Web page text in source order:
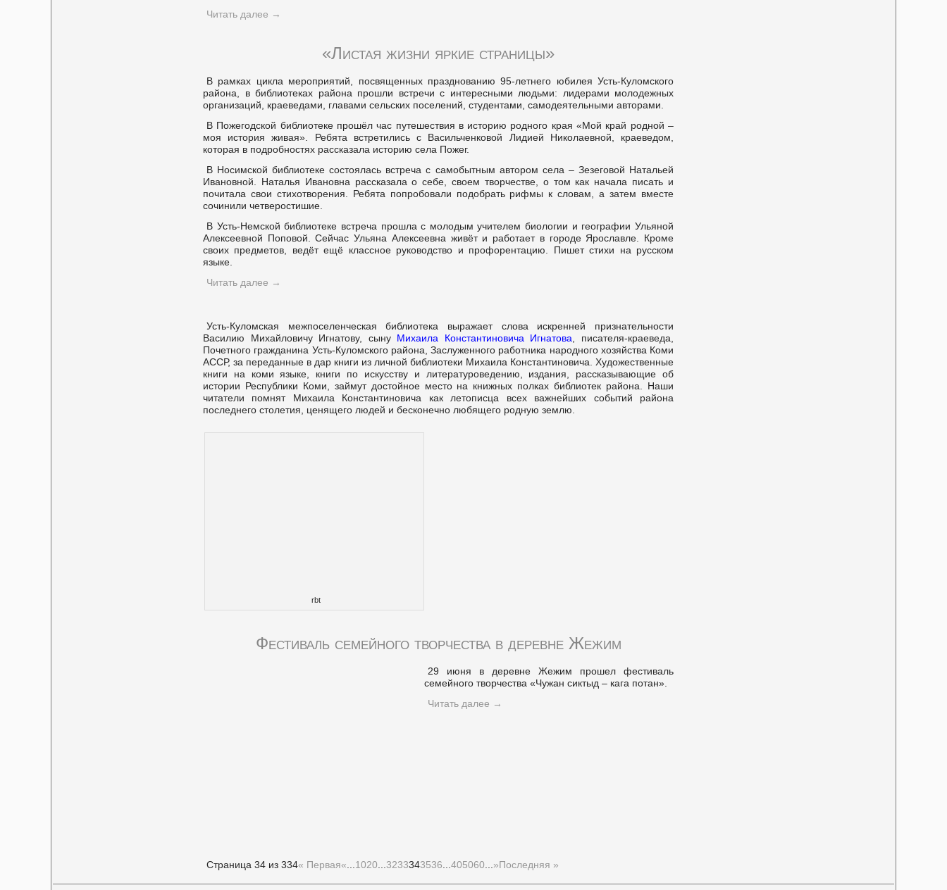
Читать далее →
«Листая жизни яркие страницы»
В рамках цикла мероприятий, посвященных празднованию 95-летнего юбилея Усть-Куломского
района, в библиотеках района прошли встречи с интересными людьми: лидерами молодежных
организаций, краеведами, главами сельских поселений, студентами, самодеятельными авторами.
В Пожегодской библиотеке прошёл час путешествия в историю родного края «Мой край родной –
моя история живая». Ребята встретились с Васильченковой Лидией Николаевной, краеведом,
которая в подробностях рассказала историю села Пожег.
В Носимской библиотеке состоялась встреча с самобытным автором села – Зезеговой Натальей
Ивановной. Наталья Ивановна рассказала о себе, своем творчестве, о том как начала писать и
почитала свои стихотворения. Ребята попробовали подобрать рифмы к словам, а затем вместе
сочинили четверостишие.
В Усть-Немской библиотеке встреча прошла с молодым учителем биологии и географии Ульяной
Алексеевной Поповой. Сейчас Ульяна Алексеевна живёт и работает в городе Ярославле. Кроме
своих предметов, ведёт ещё классное руководство и профорентацию. Пишет стихи на русском
языке.
Читать далее →
Усть-Куломская межпоселенческая библиотека выражает слова искренней признательности
Василию Михайловичу Игнатову, сыну Михаила Константиновича Игнатова , писателя-краеведа,
Почетного гражданина Усть-Куломского района, Заслуженного работника народного хозяйства Коми
АССР, за переданные в дар книги из личной библиотеки Михаила Константиновича. Художественные
книги на коми языке, книги по искусству и литературоведению, издания, рассказывающие об
истории Республики Коми, займут достойное место на книжных полках библиотек района. Наши
читатели помнят Михаила Константиновича как летописца всех важнейших событий района
последнего столетия, ценящего людей и бесконечно любящего родную землю.
rbt
Фестиваль семейного творчества в деревне Жежим
29 июня в деревне Жежим прошел фестиваль
семейного творчества «Чужан сиктыд – кага потан».
Читать далее →
Страница 34 из 334« Первая« 1020 3233343536 405060 »Последняя »